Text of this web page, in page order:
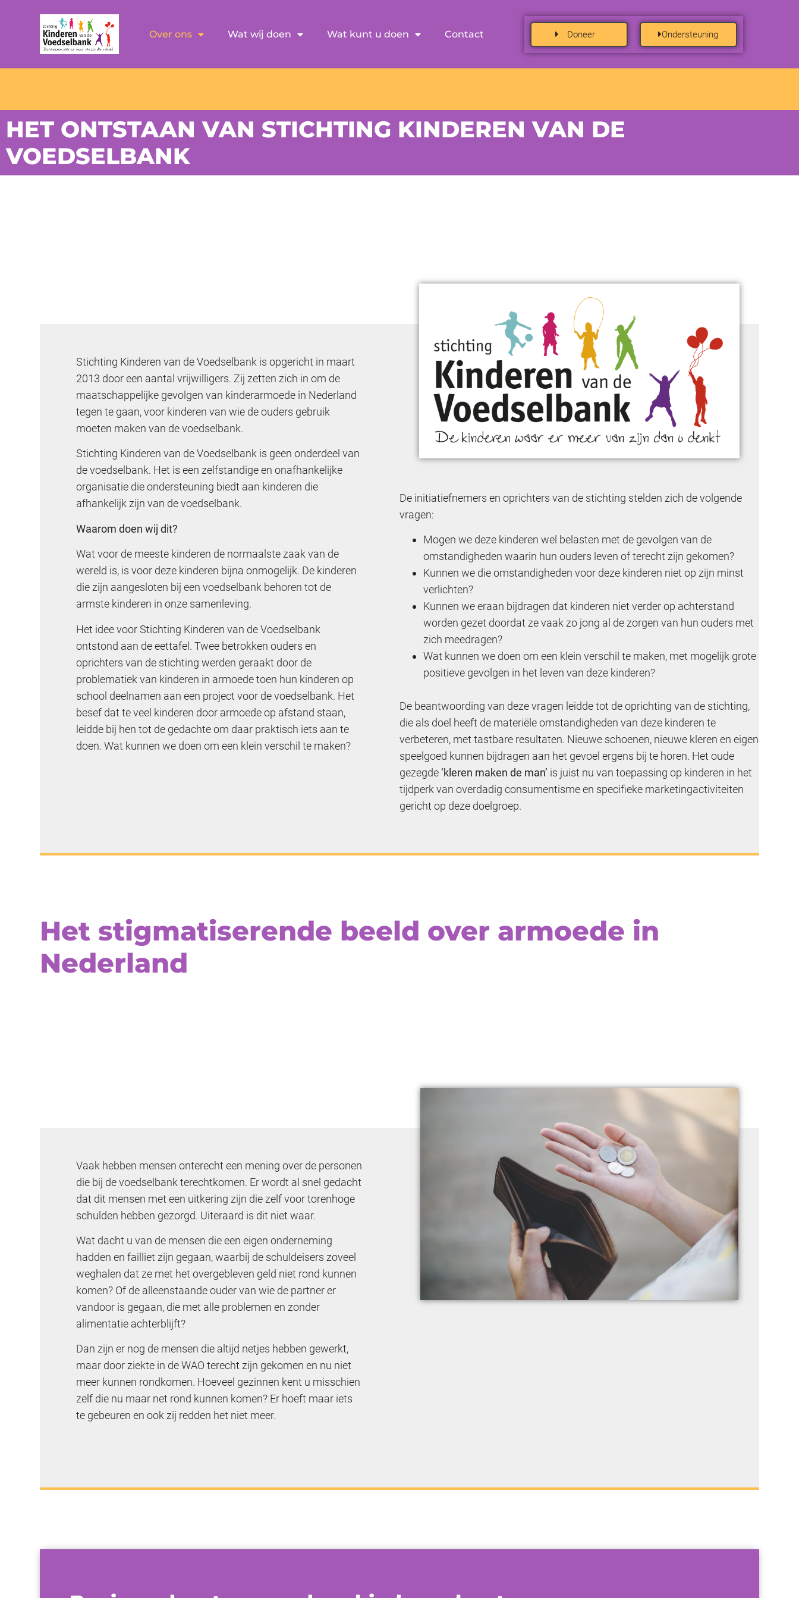
Over ons Wat wij doen Wat kunt u doen Contact Doneer Ondersteuning
HET ONTSTAAN VAN STICHTING KINDEREN VAN DE
VOEDSELBANK
Stichting Kinderen van de Voedselbank is opgericht in maart
2013 door een aantal vrijwilligers. Zij zetten zich in om de
maatschappelijke gevolgen van kinderarmoede in Nederland
tegen te gaan, voor kinderen van wie de ouders gebruik
moeten maken van de voedselbank.
Stichting Kinderen van de Voedselbank is geen onderdeel van
de voedselbank. Het is een zelfstandige en onafhankelijke
organisatie die ondersteuning biedt aan kinderen die
afhankelijk zijn van de voedselbank.
Waarom doen wij dit?
Wat voor de meeste kinderen de normaalste zaak van de
wereld is, is voor deze kinderen bijna onmogelijk. De kinderen
die zijn aangesloten bij een voedselbank behoren tot de
armste kinderen in onze samenleving.
Het idee voor Stichting Kinderen van de Voedselbank
ontstond aan de eettafel. Twee betrokken ouders en
oprichters van de stichting werden geraakt door de
problematiek van kinderen in armoede toen hun kinderen op
school deelnamen aan een project voor de voedselbank. Het
besef dat te veel kinderen door armoede op afstand staan,
leidde bij hen tot de gedachte om daar praktisch iets aan te
doen. Wat kunnen we doen om een klein verschil te maken?
De initiatiefnemers en oprichters van de stichting stelden zich de volgende
vragen:
Mogen we deze kinderen wel belasten met de gevolgen van de
omstandigheden waarin hun ouders leven of terecht zijn gekomen?
Kunnen we die omstandigheden voor deze kinderen niet op zijn minst
verlichten?
Kunnen we eraan bijdragen dat kinderen niet verder op achterstand
worden gezet doordat ze vaak zo jong al de zorgen van hun ouders met
zich meedragen?
Wat kunnen we doen om een klein verschil te maken, met mogelijk grote
positieve gevolgen in het leven van deze kinderen?
De beantwoording van deze vragen leidde tot de oprichting van de stichting,
die als doel heeft de materiële omstandigheden van deze kinderen te
verbeteren, met tastbare resultaten. Nieuwe schoenen, nieuwe kleren en eigen
speelgoed kunnen bijdragen aan het gevoel ergens bij te horen. Het oude
gezegde‘kleren maken de man’ is juist nu van toepassing op kinderen in het
tijdperk van overdadig consumentisme en specifieke marketingactiviteiten
gericht op deze doelgroep.
Het stigmatiserende beeld over armoede in
Nederland
Vaak hebben mensen onterecht een mening over de personen
die bij de voedselbank terechtkomen. Er wordt al snel gedacht
dat dit mensen met een uitkering zijn die zelf voor torenhoge
schulden hebben gezorgd. Uiteraard is dit niet waar.
Wat dacht u van de mensen die een eigen onderneming
hadden en failliet zijn gegaan, waarbij de schuldeisers zoveel
weghalen dat ze met het overgebleven geld niet rond kunnen
komen? Of de alleenstaande ouder van wie de partner er
vandoor is gegaan, die met alle problemen en zonder
alimentatie achterblijft?
Dan zijn er nog de mensen die altijd netjes hebben gewerkt,
maar door ziekte in de WAO terecht zijn gekomen en nu niet
meer kunnen rondkomen. Hoeveel gezinnen kent u misschien
zelf die nu maar net rond kunnen komen? Er hoeft maar iets
te gebeuren en ook zij redden het niet meer.